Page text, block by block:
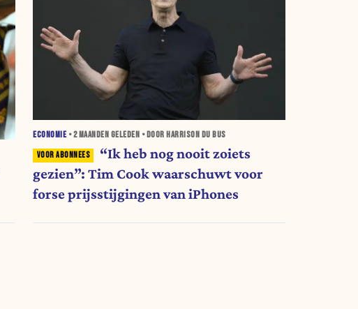
ECONOMIE •2 MAANDEN GELEDEN • DOOR HARRISON DU BUS
“Ik heb nog nooit zoiets
gezien”: Tim Cook waarschuwt voor
forse prijsstijgingen van iPhones